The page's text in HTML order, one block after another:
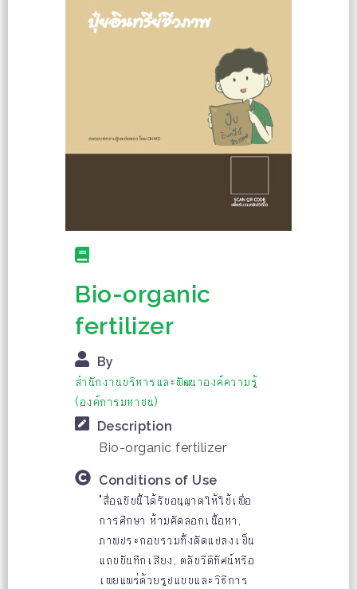
Bio-organic
fertilizer
By
สำนักงานบริหารและพัฒนาองค์ความรู้
(องค์การมหาชน)
Description
Bio-organic fertilizer
Conditions of Use
"สื่อฉบับนี้ได้รับอนุญาตให้ใช้เพื่อ
การศึกษา ห้ามคัดลอกเนื้อหา,
ภาพประกอบรวมทั้งดัดแปลงเป็น
แถบบันทึกเสียง, ตลับวีดิทัศน์หรือ
เผยแพร่ด้วยรูปแบบและวิธีการ